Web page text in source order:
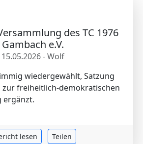
des TC 1976
Gambach e.V.
15.05.2026 - Wolf
wiedergewählt, Satzung
zur freiheitlich-demokratischen
ergänzt.
lesen Teilen